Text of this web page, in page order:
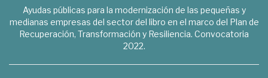
Ayudas públicas para la modernización de las pequeñas y
medianas empresas del sector del libro en el marco del Plan de
Recuperación, Transformación y Resiliencia. Convocatoria
2022.